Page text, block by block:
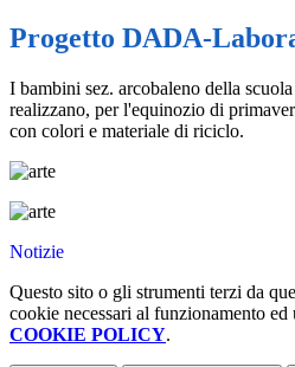
Progetto DADA-
I bambini sez. arcobaleno della
realizzano, per l'equinozio di
con colori e materiale di riciclo.
Notizie
Questo sito o gli strumenti terzi da
cookie necessari al funzionamento
COOKIE POLICY.